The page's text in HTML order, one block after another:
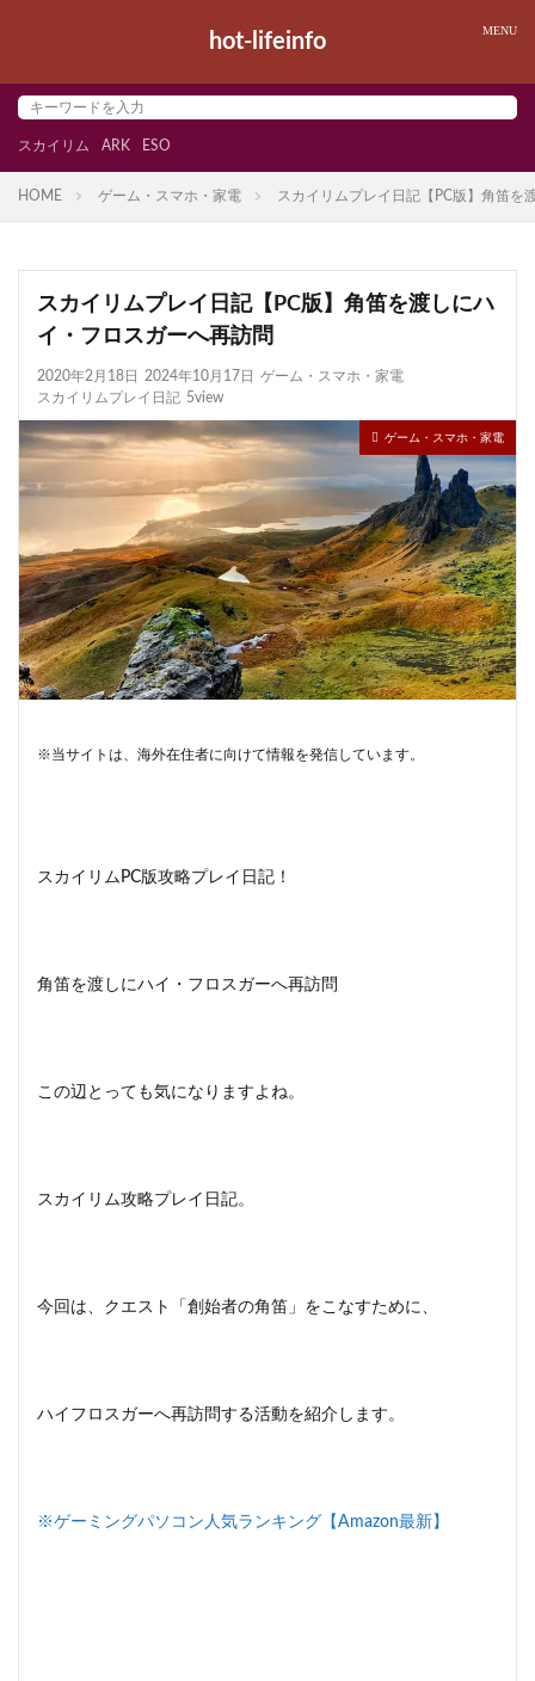
hot-lifeinfo
スカイリム ARK ESO
HOME ゲーム・スマホ・家電 スカイリムプレイ日記【PC版】角笛を
スカイリムプレイ日記【PC版】角笛を渡しにハ
イ・フロスガーへ再訪問
2020年2月18日 2024年10月17日
ゲーム・スマホ・家電
スカイリムプレイ日記 5view
ゲーム・スマホ・家電
※当サイトは、海外在住者に向けて情報を発信しています。
スカイリムPC版攻略プレイ日記！
角笛を渡しにハイ・フロスガーへ再訪問
この辺とっても気になりますよね。
スカイリム攻略プレイ日記。
今回は、クエスト「創始者の角笛」をこなすために、
ハイフロスガーへ再訪問する活動を紹介します。
※ゲーミングパソコン人気ランキング【Amazon最新】